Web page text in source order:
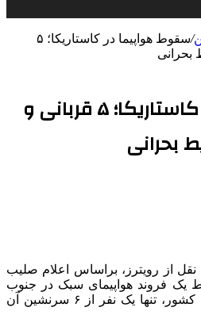
/
سقوط هواپیما در کاستاریکا؛ ۵
بحرانی
سقوط هواپیما در کاستاریکا؛ ۵ قربانی و
بحرانی
از رویترز، براساس اعلام صلیب
یک فروند هواپیمای سبک در جنوب
شرقی سن‌خوزه، پایتخت این کشور، تنها یک نفر از ۶ سرنشین آن